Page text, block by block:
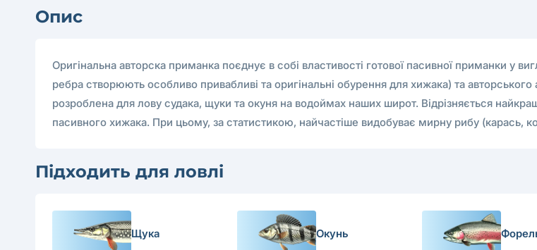
Опис
Оригінальна авторcка приманка поєднує в собі властивості готової пасивної приманки у
ребра створюють особливо привабливі та оригінальні обурення для хижака) та
розроблена для лову судака, щуки та окуня на водоймах наших широт. Відрізняється
пасивного хижака. При цьому, за статистикою, найчастіше видобуває мирну рибу
Підходить для ловлі
Щука Окунь